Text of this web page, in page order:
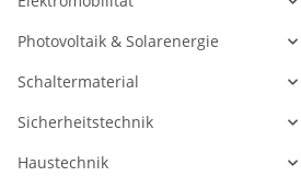
Photovoltaik & Solarenergie
Schaltermaterial
Sicherheitstechnik
Haustechnik